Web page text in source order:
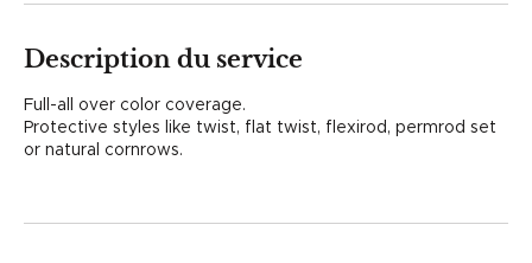
Description du service
Full-all over color coverage.
Protective styles like twist, flat twist, flexirod, permrod set
or natural cornrows.